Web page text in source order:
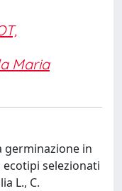
Maria
germinazione in
selezionati
L., C.